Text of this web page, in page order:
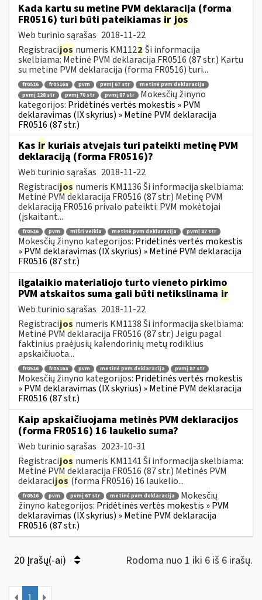
Kada kartu su metine PVM deklaracija (forma
FR0516) turi būti pateikiamas ir jos
Web turinio sąrašas 2018-11-22
Registracijos numeris KM1122 Ši informacija
skelbiama: Metinė PVM deklaracija FR0516 (87 str.) Kartu
su metine PVM deklaracija (forma FR0516) turi...
fr0516 fr0516a pvm pvmį 67 str
metinė pvm deklaracija
pvmį 128 str
pvmį 70 str pvmį 87 str
Mokesčių žinyno
kategorijos: Pridėtinės vertės mokestis » PVM
deklaravimas (IX skyrius) » Metinė PVM deklaracija
FR0516 (87 str.)
Kas ir kuriais atvejais turi pateikti metinę PVM
deklaraciją (forma FR0516)?
Web turinio sąrašas 2018-11-22
Registracijos numeris KM1136 Ši informacija skelbiama:
Metinė PVM deklaracija FR0516 (87 str.) Metinę PVM
deklaraciją FR0516 privalo pateikti: PVM mokėtojai
(įskaitant...
fr0516 pvm mišri veikla metinė pvm deklaracija pvmį 87 str
Mokesčių žinyno kategorijos: Pridėtinės vertės mokestis
» PVM deklaravimas (IX skyrius) » Metinė PVM deklaracija
FR0516 (87 str.)
ilgalaikio materialiojo turto vieneto pirkimo
PVM atskaitos suma gali būti netikslinama ir
Web turinio sąrašas 2018-11-22
Registracijos numeris KM1138 Ši informacija skelbiama:
Metinė PVM deklaracija FR0516 (87 str.) Jeigu pagal
faktinius praėjusių kalendorinių metų rodiklius
apskaičiuota...
fr0516 fr0516a pvm metinė pvm deklaracija pvmį 87 str
Mokesčių žinyno kategorijos: Pridėtinės vertės mokestis
» PVM deklaravimas (IX skyrius) » Metinė PVM deklaracija
FR0516 (87 str.)
Kaip apskaičiuojama metinės PVM deklaracijos
(forma FR0516) 16 laukelio suma?
Web turinio sąrašas 2023-10-31
Registracijos numeris KM1141 Ši informacija skelbiama:
Metinė PVM deklaracija FR0516 (87 str.) Metinės PVM
deklaracijos (forma FR0516) 16 laukelio...
fr0516 pvm pvmį 67 str metinė pvm deklaracija
Mokesčių
žinyno kategorijos: Pridėtinės vertės mokestis » PVM
deklaravimas (IX skyrius) » Metinė PVM deklaracija
FR0516 (87 str.)
20 Įrašų(-ai) Rodoma nuo 1 iki 6 iš 6 irašų.